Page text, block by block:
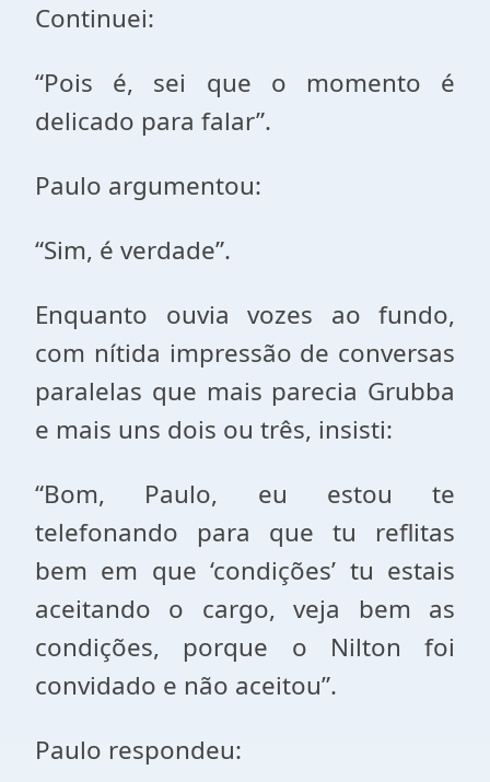
Continuei:
“Pois é, sei que o momento é
delicado para falar”.
Paulo argumentou:
“Sim, é verdade”.
Enquanto ouvia vozes ao fundo,
com nítida impressão de conversas
paralelas que mais parecia Grubba
e mais uns dois ou três, insisti:
“Bom, Paulo, eu estou te
telefonando para que tu reflitas
bem em que ‘condições’ tu estais
aceitando o cargo, veja bem as
condições, porque o Nilton foi
convidado e não aceitou”.
Paulo respondeu: